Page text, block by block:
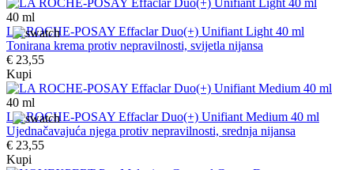
40 ml
LA ROCHE-POSAY Effaclar Duo(+) Unifiant Light 40 ml
Tonirana krema protiv nepravilnosti, svijetla nijansa
€ 23,55
Kupi
40 ml
LA ROCHE-POSAY Effaclar Duo(+) Unifiant Medium 40 ml
Ujednačavajuća njega protiv nepravilnosti, srednja nijansa
€ 23,55
Kupi